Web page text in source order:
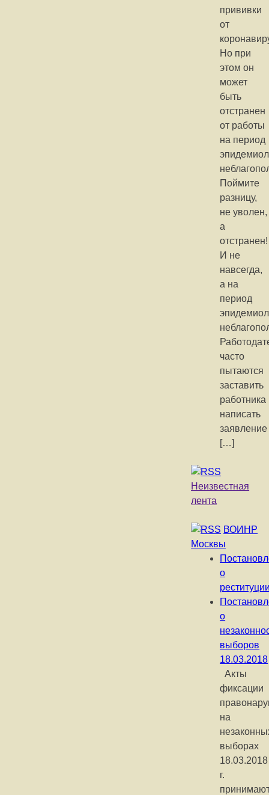
прививки
от
Но при
этом он
может
быть
отстранен
от работы
на период
Поймите
разницу,
не уволен,
а
отстранен!
И не
навсегда,
а на
период
часто
пытаются
заставить
работника
написать
заявление
[…]
Неизвестная
лента
ВОИНР
Москвы
о
о
выборов
18.03.2018
Акты
фиксации
на
выборах
18.03.2018
г.